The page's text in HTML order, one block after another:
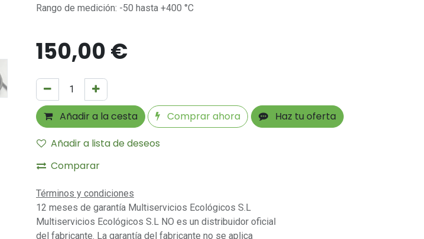
Rango de medición: -50 hasta +400 °C
150,00€
Añadir a la cesta Comprar ahora
Haz tu oferta
Añadir a lista de deseos
Comparar
Términos y condiciones
12 meses de garantía Multiservicios Ecológicos S.L
Multiservicios Ecológicos S.L NO es un distribuidor oficial
del fabricante. La garantía del fabricante no se aplica